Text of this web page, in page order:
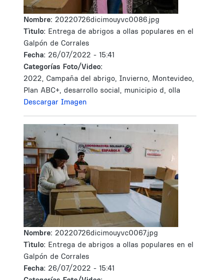
Nombre: 20220726dicimouyvc0086.jpg
Tìtulo: Entrega de abrigos a ollas populares en el
Galpón de Corrales
Fecha: 26/07/2022 - 15:41
Categorías Foto/Video:
2022, Campaña del abrigo, Invierno, Montevideo,
Plan ABC+, desarrollo social, municipio d, olla
Descargar Imagen
Nombre: 20220726dicimouyvc0067.jpg
Tìtulo: Entrega de abrigos a ollas populares en el
Galpón de Corrales
Fecha: 26/07/2022 - 15:41